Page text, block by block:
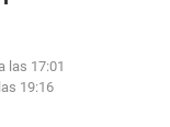
las 17:01
19:16